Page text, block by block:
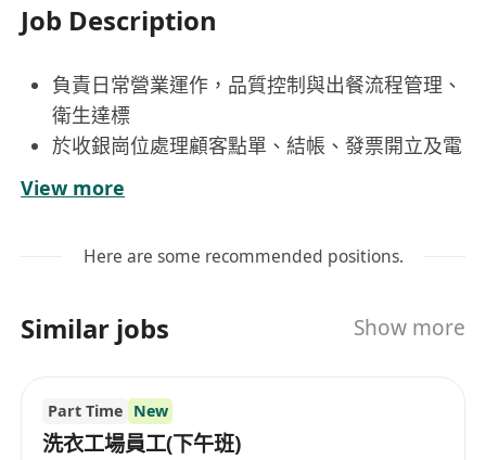
Job Description
負責日常營業運作，品質控制與出餐流程管理、
衛生達標
於收銀崗位處理顧客點單、結帳、發票開立及電
協同團隊監控供應鏈各環節，包括食材驗收、庫
主動巡視店面環境與設備運作狀況，即時通報並
潔死角），保障營運順暢
升顧客滿意度
View more
Here are some recommended positions.
Similar jobs Show more
Part Time New
洗衣工場員工(下午班)